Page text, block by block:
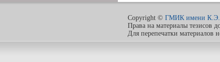
Copyright © ГМИК имени К.Э.
Права на материалы тезисов
Для перепечатки материалов